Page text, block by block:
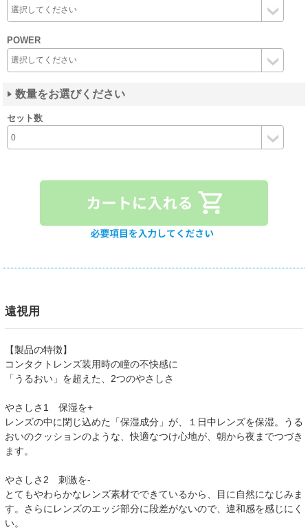
POWER
数量をお選びください
セット数
遠視用
【製品の特徴】
コンタクトレンズ装用時の瞳の不快感に
「うるおい」を超えた、2つのやさしさ
やさしさ1 保湿を+
レンズの中に閉じ込めた「保湿成分」が、１日中レンズを保湿。うる
おいのクッションのような、快適なつけ心地が、朝から夜までつづき
ます。
やさしさ2 刺激を-
とてもやわらかなレンズ素材でできているから、目に自然になじみま
す。さらにレンズのエッジ部分に段差がないので、違和感を感じにく
い。